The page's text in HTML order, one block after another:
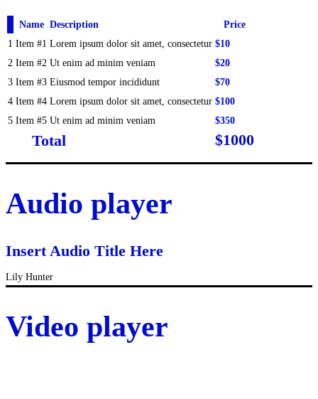
Name Description
Price
1 Item #1 Lorem ipsum dolor sit amet, consectetur $10
2 Item #2 Ut enim ad minim veniam
$20
3 Item #3 Eiusmod tempor incididunt
$70
4 Item #4 Lorem ipsum dolor sit amet, consectetur $100
5 Item #5 Ut enim ad minim veniam $350
Total $1000
Audio player
Insert Audio Title Here
Lily Hunter
Video player